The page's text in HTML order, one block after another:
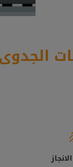
الجدوى